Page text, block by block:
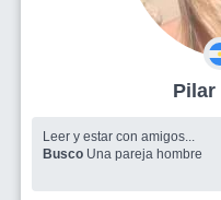
Leer y estar con amigos...
Busco Una pareja hombre